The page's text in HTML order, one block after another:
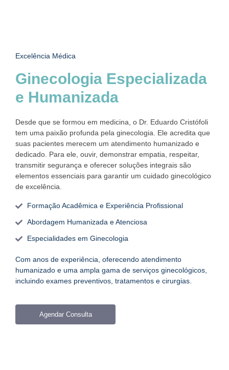
Excelência Médica
Ginecologia Especializada
e Humanizada
Desde que se formou em medicina, o Dr. Eduardo Cristófoli
tem uma paixão profunda pela ginecologia. Ele acredita que
suas pacientes merecem um atendimento humanizado e
dedicado. Para ele, ouvir, demonstrar empatia, respeitar,
transmitir segurança e oferecer soluções integrais são
elementos essenciais para garantir um cuidado ginecológico
de excelência.
Formação Acadêmica e Experiência Profissional
Abordagem Humanizada e Atenciosa
Especialidades em Ginecologia
Com anos de experiência, oferecendo atendimento
humanizado e uma ampla gama de serviços ginecológicos,
incluindo exames preventivos, tratamentos e cirurgias.
Agendar Consulta